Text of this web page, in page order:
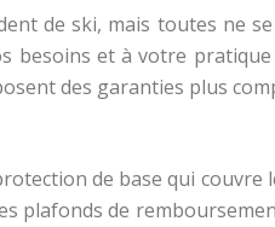
de ski, mais toutes
et à votre
des garanties plus
de base qui
de